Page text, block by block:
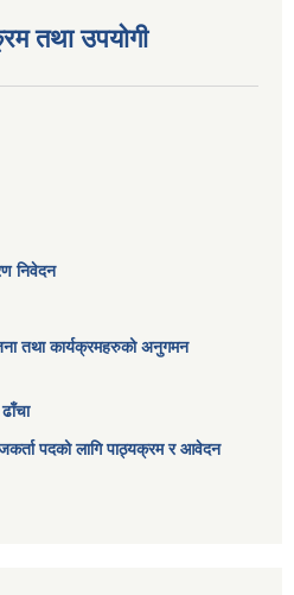
तथा उपयोगी
निवेदन
तथा कार्यक्रमहरुको अनुगमन
पदको लागि पाठ्यक्रम र आवेदन